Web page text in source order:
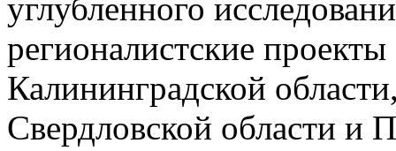
углубленного
регионалистские
Калининградской
Свердловской области и